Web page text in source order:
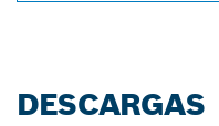
DESCARGAS